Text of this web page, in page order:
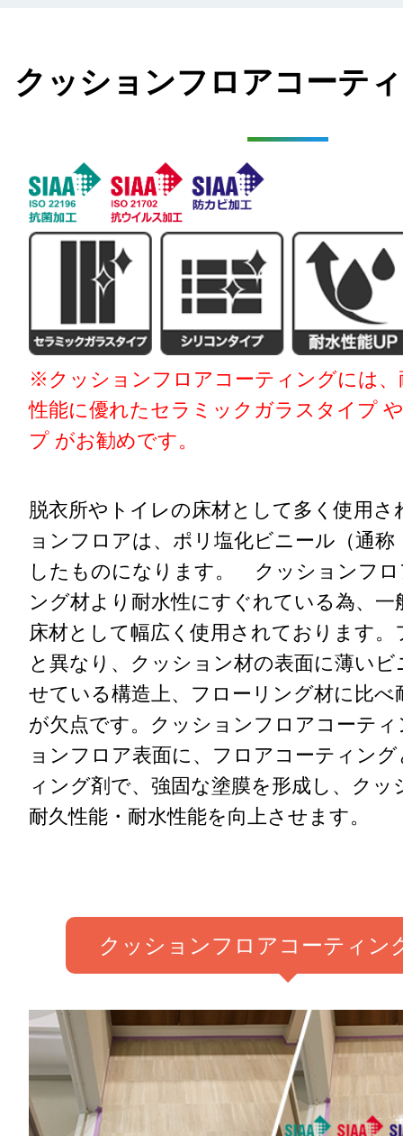
クッションフロアコーテ
※クッションフロアコーティングには、
性能に優れたセラミックガラスタイプ
プ がお勧めです。
脱衣所やトイレの床材として多く使用
ョンフロアは、ポリ塩化ビニール（通称
したものになります。 クッションフロ
ング材より耐水性にすぐれている為、一
床材として幅広く使用されております
と異なり、クッション材の表面に薄い
せている構造上、フローリング材に比べ
が欠点です。クッションフロアコーテ
ョンフロア表面に、フロアコーティン
ィング剤で、強固な塗膜を形成し、ク
耐久性能・耐水性能を向上させます。
クッションフロアコーティン